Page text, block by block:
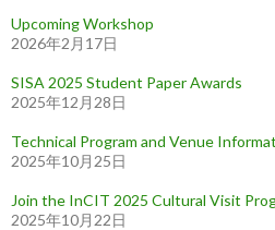
Upcoming Workshop
2026年2月17日
SISA 2025 Student Paper Awards
2025年12月28日
Technical Program and Venue
2025年10月25日
Join the InCIT 2025 Cultural Visit
2025年10月22日